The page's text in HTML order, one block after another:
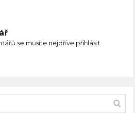
se musíte nejdříve přihlásit